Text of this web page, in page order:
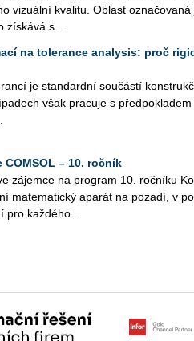
vi­zu­ál­ní kva­li­tu. Ob­last ozna­čo­va­ná
zís­ká­vá s...
na tolerance analysis: proč
je stan­dard­ní sou­čás­tí
však pra­cu­je s před­po­kla­dem
COMSOL – 10. ročník
zá­jem­ce na pro­gram 10. roč­ní­ku
ma­te­ma­tic­ký apa­rát na po­za­dí, v
pro kaž­dé­ho...